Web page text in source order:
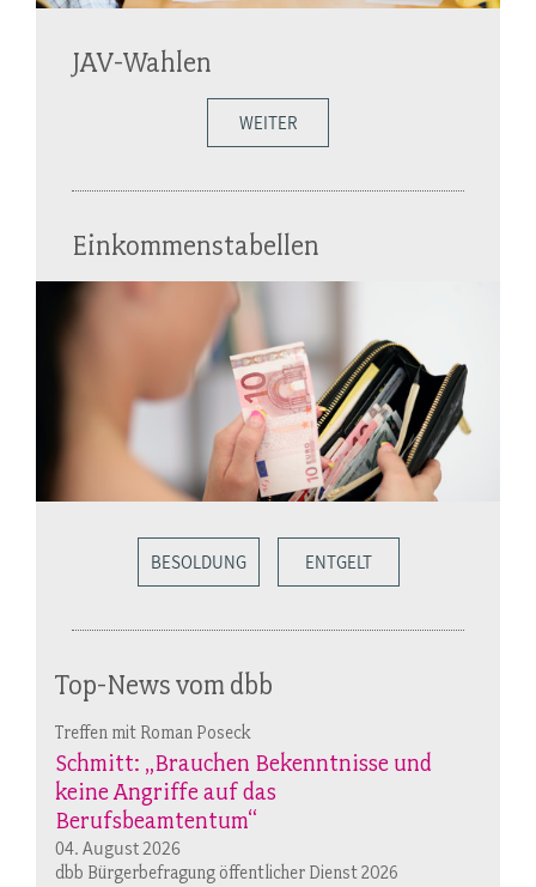
JAV-Wahlen
WEITER
Einkommenstabellen
BESOLDUNG ENTGELT
Top-News vom dbb
Treffen mit Roman Poseck
Schmitt: „Brauchen Bekenntnisse und
keine Angriffe auf das
Berufsbeamtentum“
04. August 2026
dbb Bürgerbefragung öffentlicher Dienst 2026